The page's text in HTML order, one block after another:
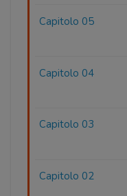
Capitolo 05
Capitolo 04
Capitolo 03
Capitolo 02